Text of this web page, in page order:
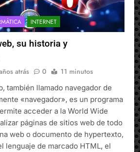
INTERNET
su historia y
atrás 0 11 minutos
también llamado navegador de
«navegador», es un programa
acceder a la World Wide
páginas de sitios web de todo
web o documento de hypertexto,
lenguaje de marcado HTML, el